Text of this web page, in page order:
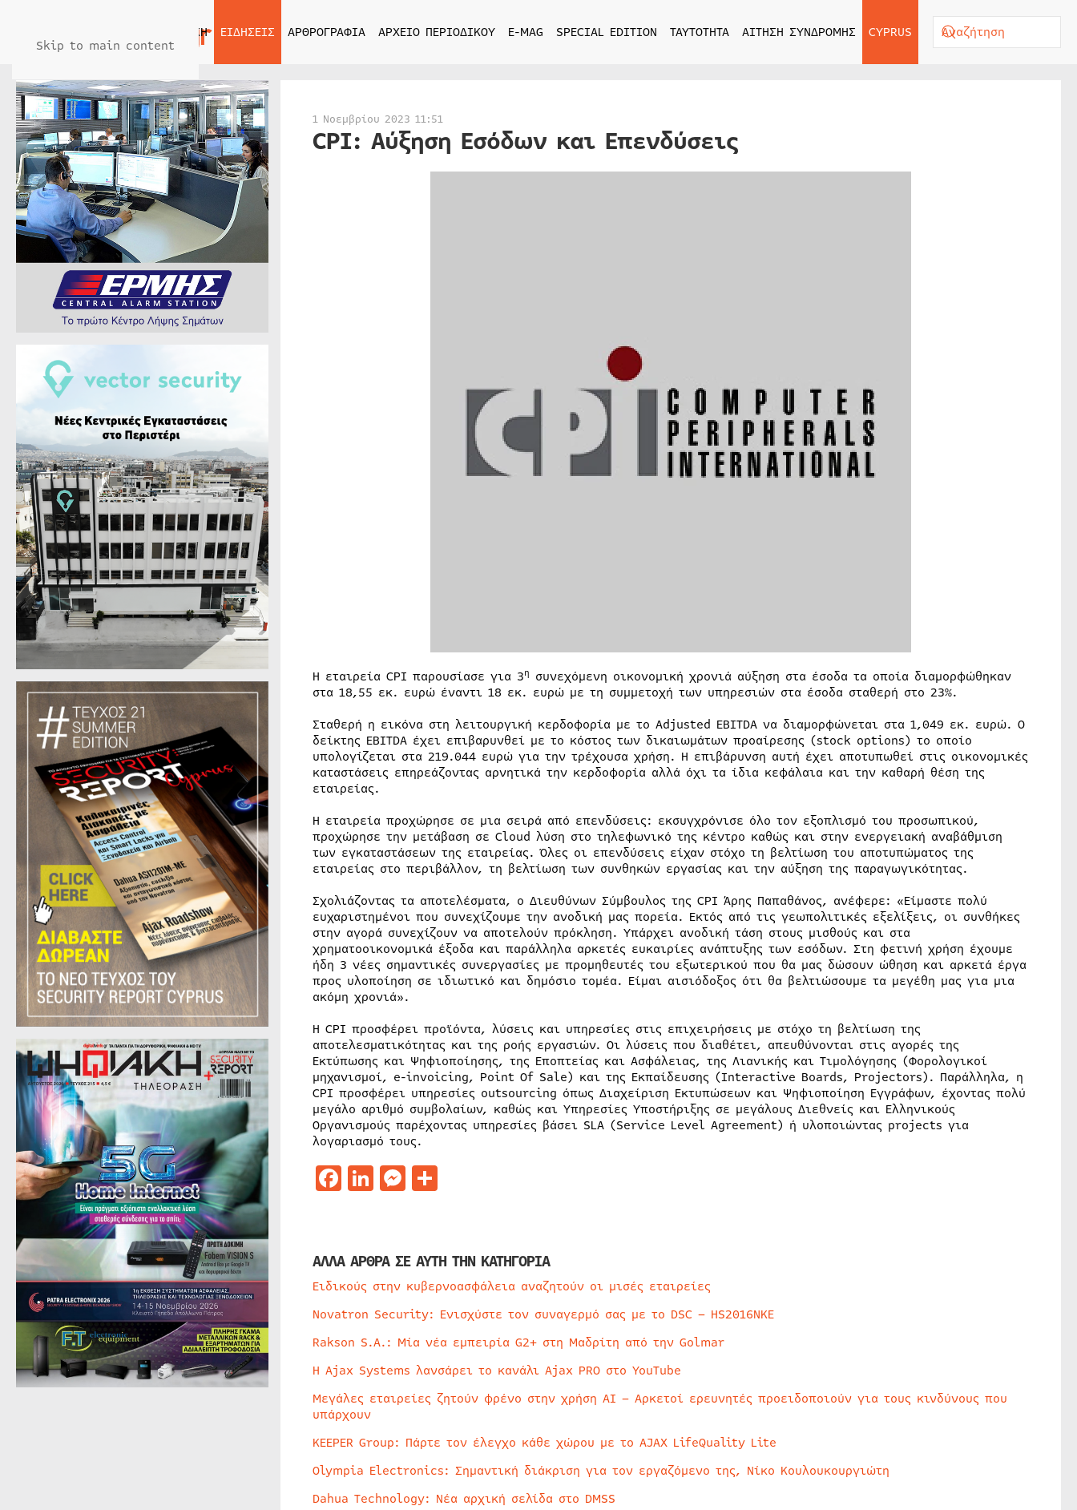
Skip to main content
ΑΡΧΙΚΗ ΕΙΔΗΣΕΙΣ ΑΡΘΡΟΓΡΑΦΙΑ ΑΡΧΕΙΟ ΠΕΡΙΟΔΙΚΟΥ E-MAG SPECIAL EDITION ΤΑΥΤΟΤΗΤΑ ΑΙΤΗΣΗ ΣΥΝΔΡΟΜΗΣ CYPRUS
1 Νοεμβρίου 2023 11:51
CPI: Αύξηση Εσόδων και Επενδύσεις
Η εταιρεία CPI παρουσίασε για 3η συνεχόμενη οικονομική χρονιά αύξηση στα έσοδα τα οποία διαμορφώθηκαν
στα 18,55 εκ. ευρώ έναντι 18 εκ. ευρώ με τη συμμετοχή των υπηρεσιών στα έσοδα σταθερή στο 23%.
Σταθερή η εικόνα στη λειτουργική κερδοφορία με το Adjusted EBITDA να διαμορφώνεται στα 1,049 εκ. ευρώ. O
δείκτης EBITDA έχει επιβαρυνθεί με το κόστος των δικαιωμάτων προαίρεσης (stock options) το οποίο
υπολογίζεται στα 219.044 ευρώ για την τρέχουσα χρήση. Η επιβάρυνση αυτή έχει αποτυπωθεί στις οικονομικές
καταστάσεις επηρεάζοντας αρνητικά την κερδοφορία αλλά όχι τα ίδια κεφάλαια και την καθαρή θέση της
εταιρείας.
Η εταιρεία προχώρησε σε μια σειρά από επενδύσεις: εκσυγχρόνισε όλο τον εξοπλισμό του προσωπικού,
προχώρησε την μετάβαση σε Cloud λύση στο τηλεφωνικό της κέντρο καθώς και στην ενεργειακή αναβάθμιση
των εγκαταστάσεων της εταιρείας. Όλες οι επενδύσεις είχαν στόχο τη βελτίωση του αποτυπώματος της
εταιρείας στο περιβάλλον, τη βελτίωση των συνθηκών εργασίας και την αύξηση της παραγωγικότητας.
Σχολιάζοντας τα αποτελέσματα, ο Διευθύνων Σύμβουλος της CPI Άρης Παπαθάνος, ανέφερε: «Είμαστε πολύ
ευχαριστημένοι που συνεχίζουμε την ανοδική μας πορεία. Εκτός από τις γεωπολιτικές εξελίξεις, οι συνθήκες
στην αγορά συνεχίζουν να αποτελούν πρόκληση. Υπάρχει ανοδική τάση στους μισθούς και στα
χρηματοοικονομικά έξοδα και παράλληλα αρκετές ευκαιρίες ανάπτυξης των εσόδων. Στη φετινή χρήση έχουμε
ήδη 3 νέες σημαντικές συνεργασίες με προμηθευτές του εξωτερικού που θα μας δώσουν ώθηση και αρκετά έργα
προς υλοποίηση σε ιδιωτικό και δημόσιο τομέα. Είμαι αισιόδοξος ότι θα βελτιώσουμε τα μεγέθη μας για μια
ακόμη χρονιά».
H CPI προσφέρει προϊόντα, λύσεις και υπηρεσίες στις επιχειρήσεις με στόχο τη βελτίωση της
αποτελεσματικότητας και της ροής εργασιών. Οι λύσεις που διαθέτει, απευθύνονται στις αγορές της
Εκτύπωσης και Ψηφιοποίησης, της Εποπτείας και Ασφάλειας, της Λιανικής και Τιμολόγησης (Φορολογικοί
μηχανισμοί, e-invoicing, Point Of Sale) και της Εκπαίδευσης (Interactive Boards, Projectors). Παράλληλα, η
CPI προσφέρει υπηρεσίες outsourcing όπως Διαχείριση Εκτυπώσεων και Ψηφιοποίηση Εγγράφων, έχοντας πολύ
μεγάλο αριθμό συμβολαίων, καθώς και Υπηρεσίες Υποστήριξης σε μεγάλους Διεθνείς και Ελληνικούς
Οργανισμούς παρέχοντας υπηρεσίες βάσει SLA (Service Level Agreement) ή υλοποιώντας projects για
λογαριασμό τους.
Facebook
LinkedIn
Messenger
Μοιραστείτε
ΑΛΛΑ ΑΡΘΡΑ ΣΕ ΑΥΤΗ ΤΗΝ ΚΑΤΗΓΟΡΙΑ
Ειδικούς στην κυβερνοασφάλεια αναζητούν οι μισές εταιρείες
Novatron Security: Ενισχύστε τον συναγερμό σας με το DSC – HS2016NKE
Rakson S.A.: Μία νέα εμπειρία G2+ στη Μαδρίτη από την Golmar
Η Ajax Systems λανσάρει το κανάλι Ajax PRO στο YouTube
Μεγάλες εταιρείες ζητούν φρένο στην χρήση AI – Αρκετοί ερευνητές προειδοποιούν για τους κινδύνους που
υπάρχουν
KEEPER Group: Πάρτε τον έλεγχο κάθε χώρου με το AJAX LifeQuality Lite
Olympia Electronics: Σημαντική διάκριση για τον εργαζόμενο της, Νίκο Κουλουκουργιώτη
Dahua Technology: Νέα αρχική σελίδα στο DMSS